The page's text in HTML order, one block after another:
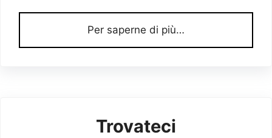
Per saperne di più…
Trovateci